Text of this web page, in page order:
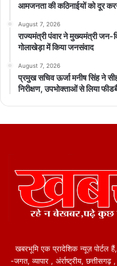
आमजनता की कठिनाईयों को दूर
August 7, 2026
राज्यमंत्री पंवार ने मुख्यमंत्री
गोलाखेड़ा में किया जनसंवाद
August 7, 2026
प्रमुख सचिव ऊर्जा मनीष सिंह ने
निरीक्षण, उपभोक्ताओं से लिया
खबरभूमि एक प्रादेशिक न्यूज़ पोर्टल
-जगत, व्यापार , अंर्राष्ट्रीय,